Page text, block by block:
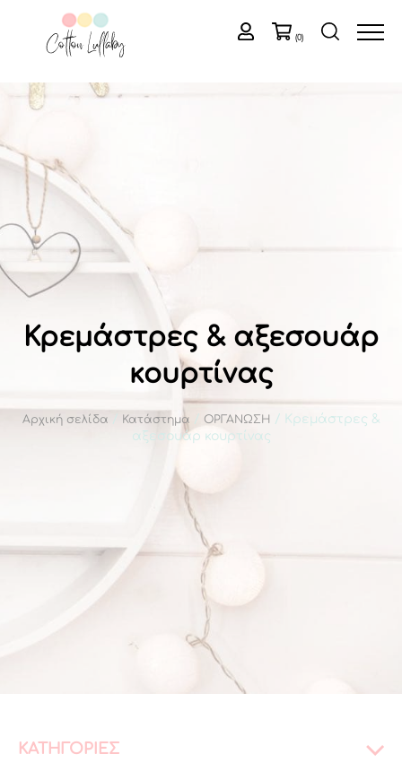
(0)
Κρεμάστρες & αξεσουάρ
κουρτίνας
Αρχική σελίδα / Κατάστημα / ΟΡΓΑΝΩΣΗ / Κρεμάστρες &
αξεσουάρ κουρτίνας
ΚΑΤΗΓΟΡΙΕΣ